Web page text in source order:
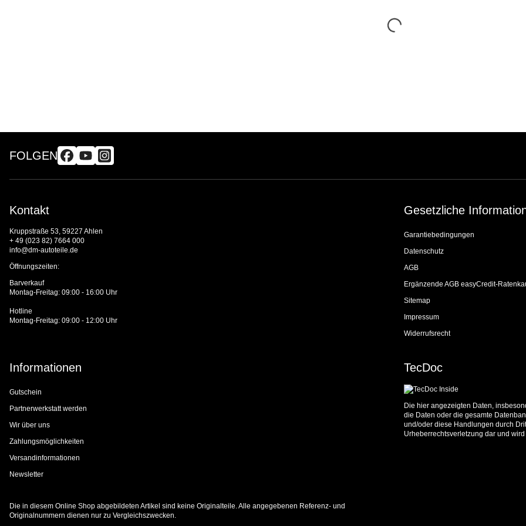
FOLGEN
Kontakt
Kruppstraße 53, 59227 Ahlen
+ 49 (023 82) 7664 000
info@dm-autoteile.de
Öffnungszeiten:
Barverkauf
Montag-Freitag: 09:00 - 16:00 Uhr
Hotline
Montag-Freitag: 09:00 - 12:00 Uhr
Gesetzliche
Garantiebedingungen
Datenschutz
AGB
Ergänzende AGB easyCredit-
Sitemap
Impressum
Widerrufsrecht
Informationen
Gutschein
Partnerwerkstatt werden
Wir über uns
Zahlungsmöglichkeiten
Versandinformationen
Newsletter
TecDoc
Die hier angezeigten Daten,
die Daten oder die gesamte
und/oder diese Handlungen durch
Urheberrechtsverletzung dar und
Die in diesem Online Shop abgebildeten Artikel sind keine Originalteile. Alle angegebenen Referenz- und
Originalnummern dienen nur zu Vergleichszwecken.